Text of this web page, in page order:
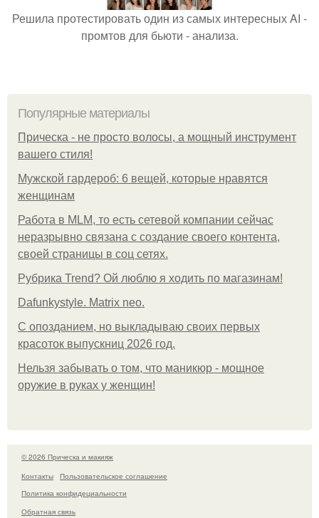
Решила протестировать один из самых интересных AI -
промтов для бьюти - анализа.
Популярные материалы
Прическа - не просто волосы, а мощный инструмент
вашего стиля!
Мужской гардероб: 6 вещей, которые нравятся
женщинам
Работа в MLM, то есть сетевой компании сейчас
неразрывно связана с создание своего контента,
своей страницы в соц сетях.
Рубрика Trend? Ой люблю я ходить по магазинам!
Dafunkystyle. Matrix neo.
С опозданием, но выкладываю своих первых
красоток выпускниц 2026 год.
Нельзя забывать о том, что маникюр - мощное
оружие в руках у женщин!
© 2026 Прическа и макияж
Контакты
Пользовательское соглашение
Политика конфидециальности
Обратная связь